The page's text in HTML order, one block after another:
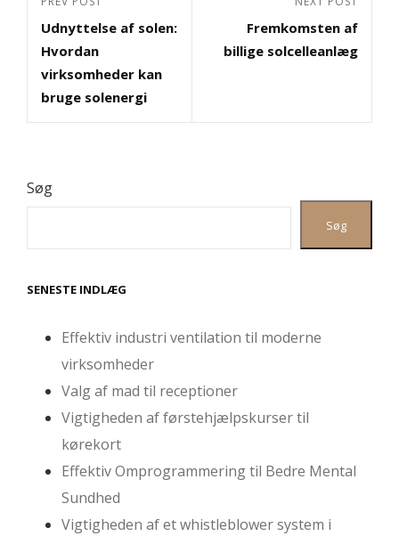
Post
Udnyttelse af solen:
Hvordan
virksomheder kan
bruge solenergi
PostFremkomsten af
billige solcelleanlæg
Søg
Søg
SENESTE INDLÆG
Effektiv industri ventilation til moderne
virksomheder
Valg af mad til receptioner
Vigtigheden af førstehjælpskurser til
kørekort
Effektiv Omprogrammering til Bedre Mental
Sundhed
Vigtigheden af et whistleblower system i